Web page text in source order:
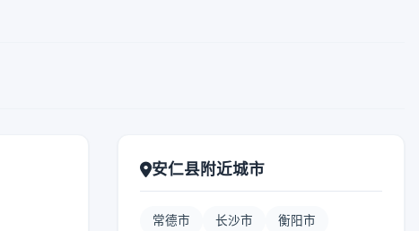
安仁县附近城市
常德市 长沙市 衡阳市